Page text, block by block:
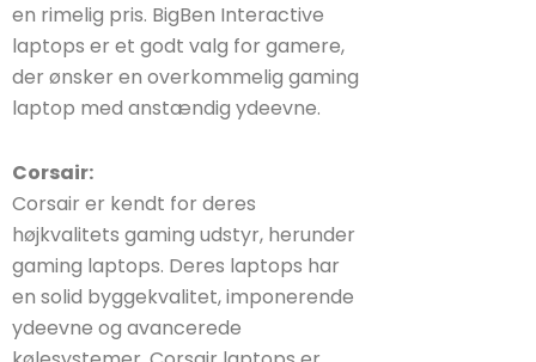
en rimelig pris. BigBen Interactive
laptops er et godt valg for gamere,
der ønsker en overkommelig gaming
laptop med anstændig ydeevne.
Corsair:
Corsair er kendt for deres
højkvalitets gaming udstyr, herunder
gaming laptops. Deres laptops har
en solid byggekvalitet, imponerende
ydeevne og avancerede